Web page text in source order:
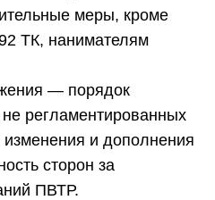
меры, кроме
ТК, нанимателям
— порядок
регламентированных
и дополнения
сторон за
ПВТР.